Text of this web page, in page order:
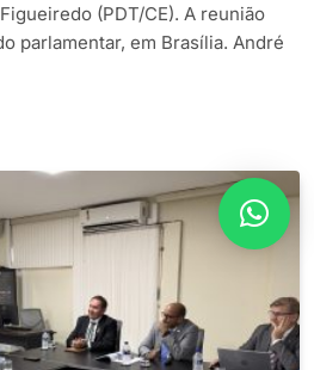
(PDT/CE). A reunião
parlamentar, em Brasília. André